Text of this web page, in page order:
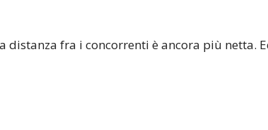
distanza fra i concorrenti è ancora più netta.